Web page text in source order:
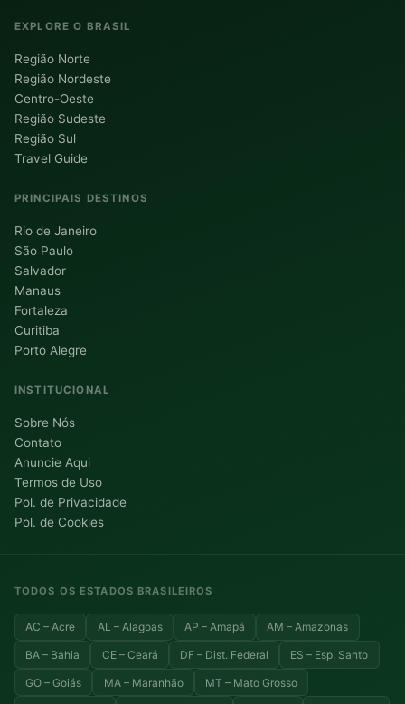
EXPLORE O BRASIL
Região Norte
Região Nordeste
Centro-Oeste
Região Sudeste
Região Sul
Travel Guide
PRINCIPAIS DESTINOS
Rio de Janeiro
São Paulo
Salvador
Manaus
Fortaleza
Curitiba
Porto Alegre
INSTITUCIONAL
Sobre Nós
Contato
Anuncie Aqui
Termos de Uso
Pol. de Privacidade
Pol. de Cookies
TODOS OS ESTADOS BRASILEIROS
AC – Acre AL – Alagoas AP – Amapá AM – Amazonas
BA – Bahia CE – Ceará DF – Dist. Federal ES – Esp. Santo
GO – Goiás MA – Maranhão MT – Mato Grosso